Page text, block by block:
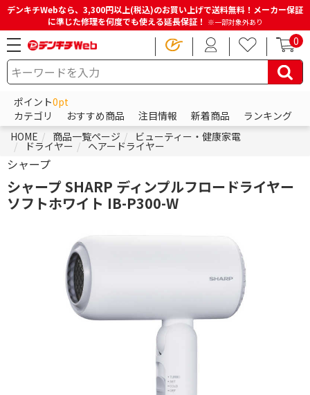
デンキチWebなら、3,300円以上(税込)のお買い上げで送料無料！メーカー保証
に準じた修理を何度でも使える延長保証！ ※一部対象外あり
0
ポイント0pt
カテゴリ
おすすめ商品 注目情報 新着商品
ランキング
HOME
商品一覧ページ ビューティー・健康家電
ドライヤー ヘアードライヤー
シャープ
シャープ SHARP ディンプルフロードライヤー
ソフトホワイト IB-P300-W